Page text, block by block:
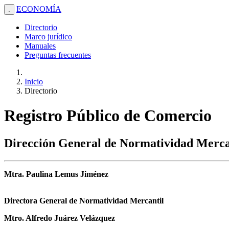
. ECONOMÍA
Directorio
Marco jurídico
Manuales
Preguntas frecuentes
Inicio
Directorio
Registro Público de Comercio
Dirección General de Normatividad
Mtra. Paulina Lemus Jiménez
Directora General de Normatividad Mercantil
Mtro. Alfredo Juárez Velázquez